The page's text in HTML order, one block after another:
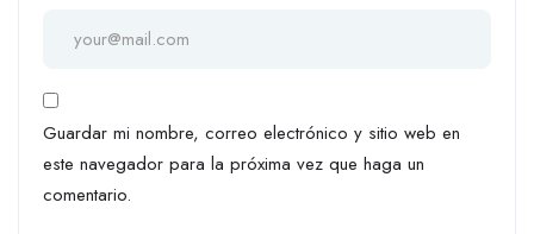
Guardar mi nombre, correo electrónico y sitio web en
este navegador para la próxima vez que haga un
comentario.